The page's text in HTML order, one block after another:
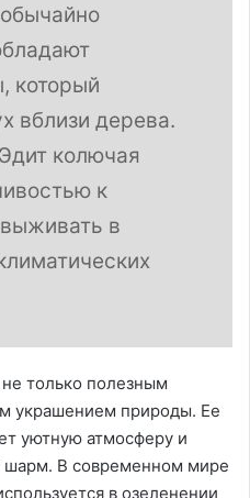
который
вблизи дерева.
колючая
к
в
только полезным
украшением природы. Ее
уютную атмосферу и
шарм. В современном мире
в озеленении